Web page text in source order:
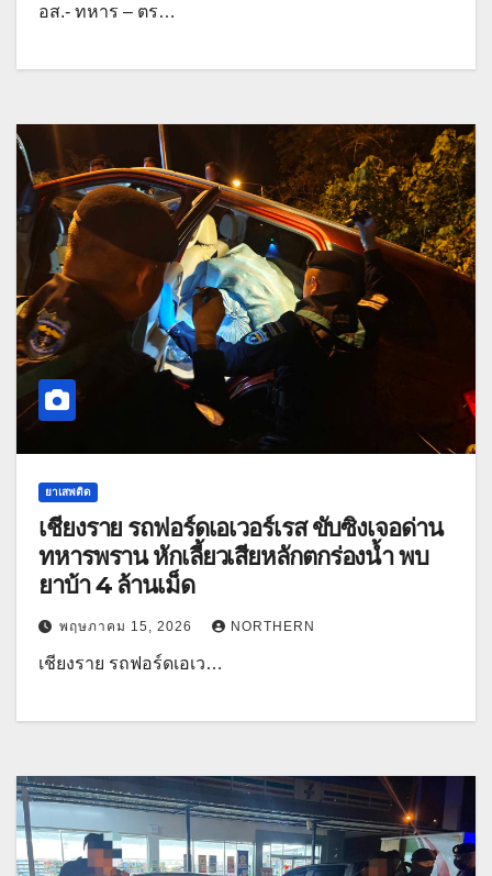
อส.- ทหาร – ตร…
ยาเสพติด
เชียงราย รถฟอร์ดเอเวอร์เรส ขับซิ่งเจอด่าน
ทหารพราน หักเลี้ยวเสียหลักตกร่องน้ำ พบ
ยาบ้า 4 ล้านเม็ด
พฤษภาคม 15, 2026 NORTHERN
เชียงราย รถฟอร์ดเอเว…